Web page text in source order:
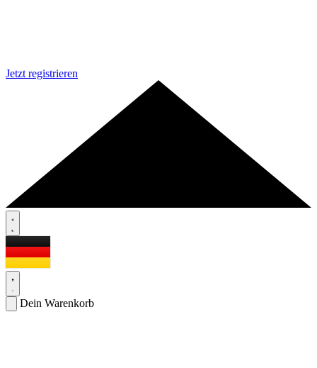
Jetzt registrieren
Dein Warenkorb